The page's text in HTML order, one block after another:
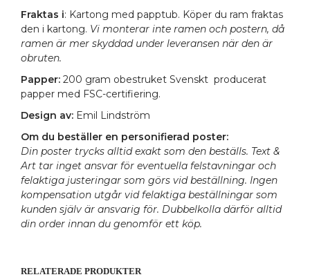
Fraktas i: Kartong med papptub. Köper du ram fraktas
den i kartong. Vi monterar inte ramen och postern, då
ramen är mer skyddad under leveransen när den är
obruten.
Papper: 200 gram obestruket Svenskt producerat
papper med FSC-certifiering.
Design av: Emil Lindström
Om du beställer en personifierad poster:
Din poster trycks alltid exakt som den beställs. Text &
Art tar inget ansvar för eventuella felstavningar och
felaktiga justeringar som görs vid beställning. Ingen
kompensation utgår vid felaktiga beställningar som
kunden själv är ansvarig för. Dubbelkolla därför alltid
din order innan du genomför ett köp.
RELATERADE PRODUKTER